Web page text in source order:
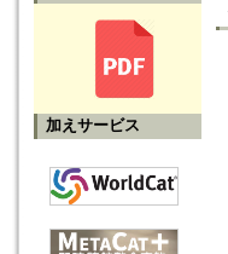
加えサービス